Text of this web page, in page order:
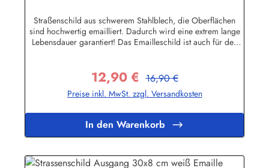
Straßenschild aus schwerem Stahlblech, die Oberflächen
sind hochwertig emailliert. Dadurch wird eine extrem lange
Lebensdauer garantiert! Das Emailleschild ist auch für den
stand! Sie wollen sich das Schild mit Ihrem eigenen Text
beschriften lassen? Hier geht's zu den Sonderanfertigungen
für Emaille Straßenschilder Herstellerinformationen:Buddel-
Hamburginfo@buddel.de
Verkaufspreis:
12,90 € Regulärer Preis:
16,90 €
Preise inkl. MwSt. zzgl. Versandkosten
In den Warenkorb